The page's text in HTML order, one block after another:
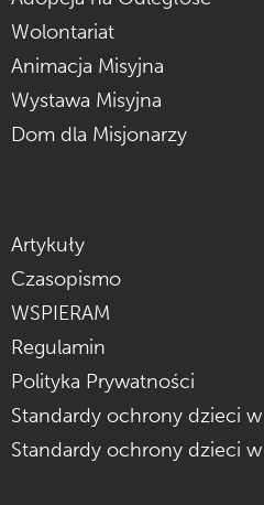
Wolontariat
Animacja Misyjna
Wystawa Misyjna
Dom dla Misjonarzy
Artykuły
Czasopismo
WSPIERAM
Regulamin
Polityka Prywatności
Standardy ochrony dzieci
Standardy ochrony dzieci w